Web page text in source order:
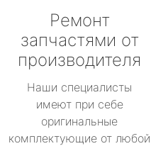
Ремонт
запчастями от
производителя
Наши специалисты
имеют при себе
оригинальные
комплектующие от любой